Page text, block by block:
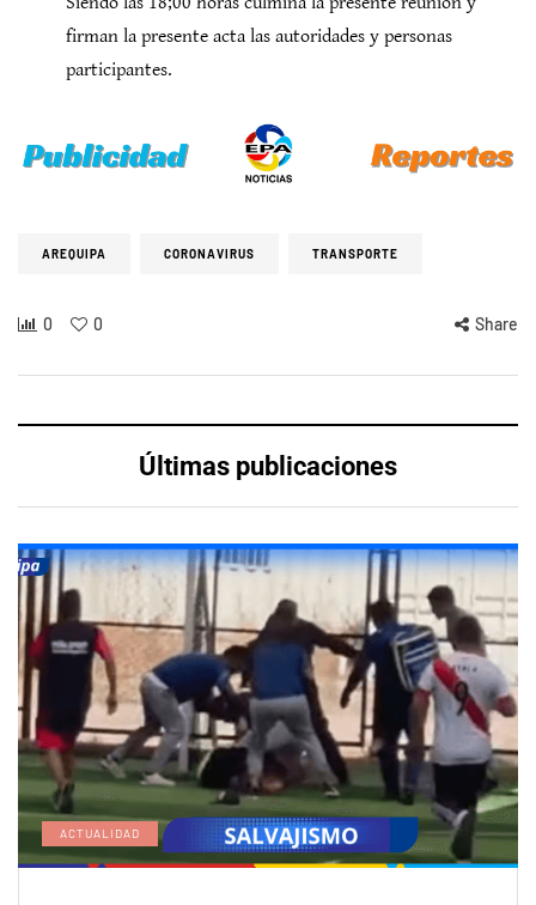
firman la presente acta las autoridades y personas
participantes.
AREQUIPA CORONAVIRUS TRANSPORTE
0 0 Share
Últimas publicaciones
ACTUALIDAD